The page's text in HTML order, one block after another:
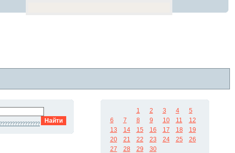
1 2 3 4
5
6
7 8 9 10 11
12
13
14 15 16 17 18
19
20
21 22 23 24 25
26
27
28 29
30